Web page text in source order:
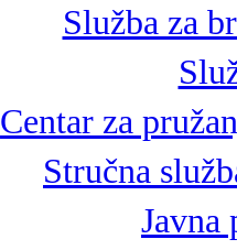
Služba za
Centar za
Stručna
Javna